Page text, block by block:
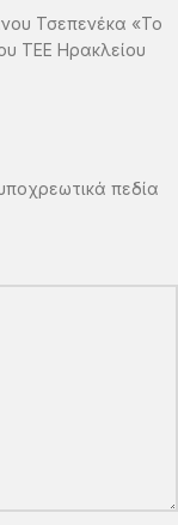
Τσεπενέκα «Το
ΤΕΕ Ηρακλείου
πεδία